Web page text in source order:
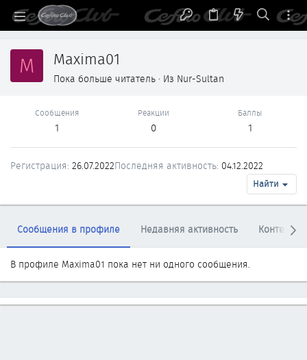
M Maxima01
Пока больше читатель · Из Nur-Sultan
Сообщения
1
Реакции
0
Баллы
1
Регистрация 26.07.2022Последняя активность 04.12.2022
Найти
Сообщения в профиле Недавняя активность Контент
В профиле Maxima01 пока нет ни одного сообщения.